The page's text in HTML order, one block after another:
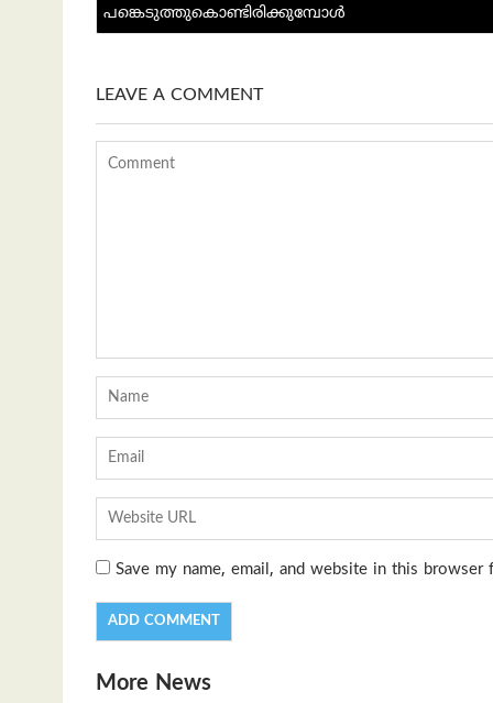
k
p
പങ്കെടുത്തുകൊണ്ടിരിക്കുമ്പോള്‍
LEAVE A COMMENT
Save my name, email, and website in this
More News